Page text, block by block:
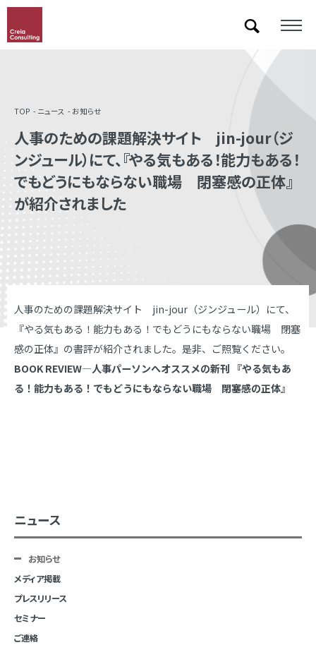
「&」などの記号を含むキーワードで検索した際に検索結果が正しく表示されない場合があります。
その場合は記号に続いて半角スペースを挿入して検索し直してください。
TOP ニュース お知らせ
人事のための課題解決サイト jin-jour（ジ
ンジュール）にて、『やる気もある！能力もある！
でもどうにもならない職場 閉塞感の正体』
が紹介されました
人事のための課題解決サイト jin-jour（ジンジュール）にて、
『やる気もある！能力もある！でもどうにもならない職場 閉塞
感の正体』の書評が紹介されました。是非、ご照覧ください。
BOOK REVIEW―人事パーソンへオススメの新刊 『やる気もあ
る！能力もある！でもどうにもならない職場 閉塞感の正体』
ニュース
お知らせ
メディア掲載
プレスリリース
セミナー
ご連絡